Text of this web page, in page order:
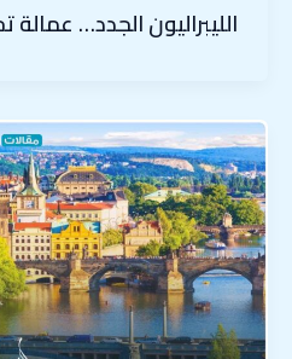
الليبراليون الجدد…